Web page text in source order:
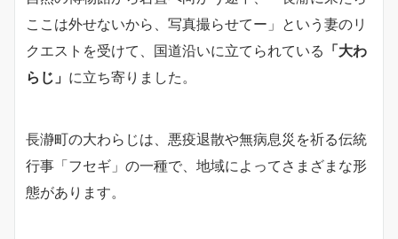
ここは外せないから、写真撮らせてー」という妻のリ
クエストを受けて、国道沿いに立てられている 「大わ
らじ」 に立ち寄りました。
長瀞町の大わらじは、悪疫退散や無病息災を祈る伝統
行事「フセギ」の一種で、地域によってさまざまな形
態があります。